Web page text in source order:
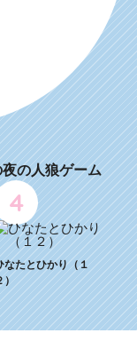
の人狼ゲーム
4
なたとひかり（１
）